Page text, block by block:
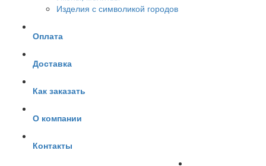
Изделия с символикой городов
Оплата
Доставка
Как заказать
О компании
Контакты